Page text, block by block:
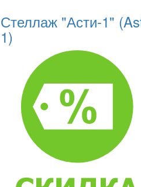
Стеллаж "Асти-1"
1)